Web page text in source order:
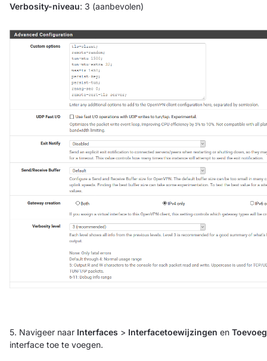
Verbosity-niveau: 3 (aanbevolen)
5. Navigeer naar Interfaces > Interfacetoewijzingen en
interface toe te voegen.